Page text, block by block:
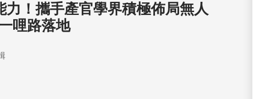
！攜手產官學界積極佈局無人
哩路落地